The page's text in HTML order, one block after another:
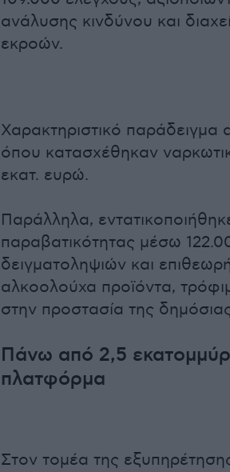
ανάλυσης κινδύνου και
εκροών.
Χαρακτηριστικό παράδειγμα
όπου κατασχέθηκαν
εκατ. ευρώ.
Παράλληλα,
παραβατικότητας μέσω
δειγματοληψιών και
αλκοολούχα προϊόντα,
στην προστασία της
Πάνω από 2,5
πλατφόρμα
Στον τομέα της